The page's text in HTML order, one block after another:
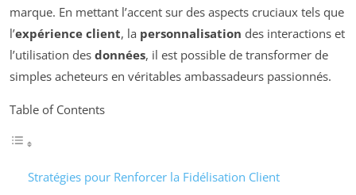
marque. En mettant l’accent sur des aspects cruciaux tels que
l’expérience client, la personnalisation des interactions et
l’utilisation des données, il est possible de transformer de
simples acheteurs en véritables ambassadeurs passionnés.
Table of Contents
Stratégies pour Renforcer la Fidélisation Client